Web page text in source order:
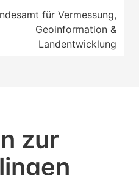
für Vermessung,
Geoinformation &
Landentwicklung
zur